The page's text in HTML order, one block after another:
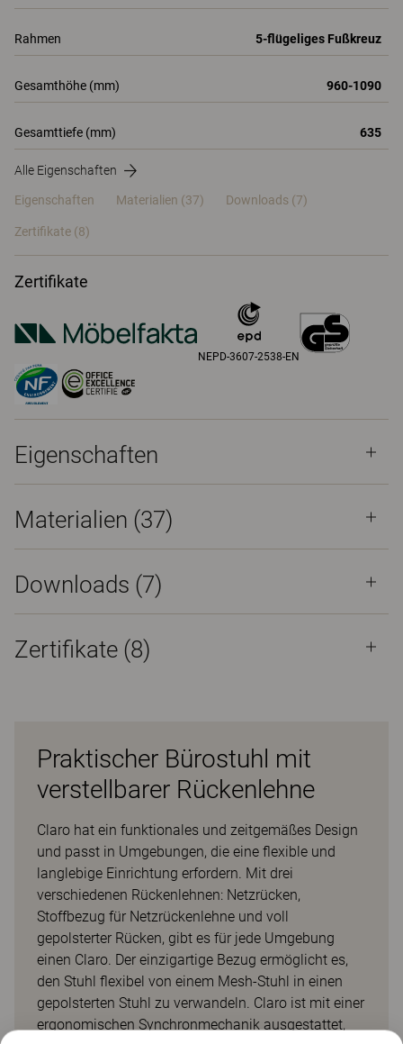
Rahmen 5-flügeliges Fußkreuz
Gesamthöhe (mm) 960-1090
Gesamttiefe (mm) 635
Alle Eigenschaften
Eigenschaften Materialien (37) Downloads (7)
Zertifikate (8)
Zertifikate
NEPD-3607-2538-EN
Eigenschaften
Materialien (37)
Downloads (7)
Zertifikate (8)
Praktischer Bürostuhl mit
verstellbarer Rückenlehne
Claro hat ein funktionales und zeitgemäßes Design
und passt in Umgebungen, die eine flexible und
langlebige Einrichtung erfordern. Mit drei
verschiedenen Rückenlehnen: Netzrücken,
Stoffbezug für Netzrückenlehne und voll
gepolsterter Rücken, gibt es für jede Umgebung
einen Claro. Der einzigartige Bezug ermöglicht es,
den Stuhl flexibel von einem Mesh-Stuhl in einen
gepolsterten Stuhl zu verwandeln. Claro ist mit einer
ergonomischen Synchronmechanik ausgestattet,